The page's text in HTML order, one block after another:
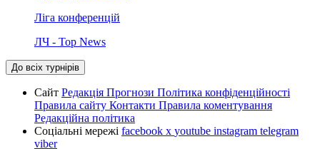
Ліга конференцій
ЛЧ - Top News
До всіх турнірів
Сайт Редакція Прогнози Політика конфіденційності
Правила сайту Контакти Правила коментування
Редакційна політика
Соціальні мережі facebook x youtube instagram telegram
viber